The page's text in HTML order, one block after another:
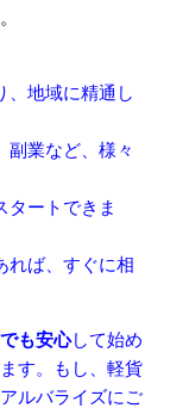
、地域に精通し
副業など、様々
タートできま
れば、すぐに相
も安心して始め
す。もし、軽貨
ルバライズにご